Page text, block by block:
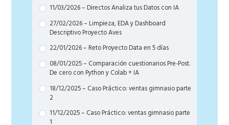
11/03/2026 – Directos Analiza tus Datos con IA
27/02/2026 – Limpieza, EDA y Dashboard
Descriptivo Proyecto Aves
22/01/2026 – Reto Proyecto Data en 5 días
08/01/2025 – Comparación cuestionarios Pre-Post.
De cero con Python y Colab + IA
18/12/2025 – Caso Práctico: ventas gimnasio parte
2
11/12/2025 – Caso Práctico: ventas gimnasio parte
1